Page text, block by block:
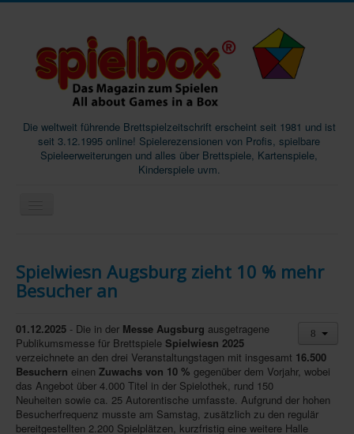
Die weltweit führende Brettspielzeitschrift erscheint seit 1981 und ist
seit 3.12.1995 online! Spielerezensionen von Profis, spielbare
Spieleerweiterungen und alles über Brettspiele, Kartenspiele,
Kinderspiele uvm.
Magazine
Abos/Subscriptions
Podcast
SpieleMag
Infos
Shop
Spielwiesn Augsburg zieht 10 % mehr
Besucher an
01.12.2025 - Die in der Messe Augsburg ausgetragene
Publikumsmesse für Brettspiele Spielwiesn 2025
verzeichnete an den drei Veranstaltungstagen mit insgesamt 16.500
Besuchern einen Zuwachs von 10 % gegenüber dem Vorjahr, wobei
das Angebot über 4.000 Titel in der Spielothek, rund 150
Neuheiten sowie ca. 25 Autorentische umfasste. Aufgrund der hohen
Besucherfrequenz musste am Samstag, zusätzlich zu den regulär
bereitgestellten 2.200 Spielplätzen, kurzfristig eine weitere Halle